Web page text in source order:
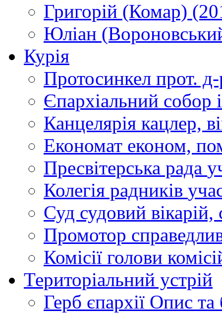
Григорій (Комар)
Юліан
Курія
Протосинкел прот.
Єпархіальний собор
Канцелярія кацлер,
Економат економ,
Пресвітерська рада
Колегія радників
Суд судовий вікарій,
Промотор
Комісії голови
Територіальний устрій
Герб єпархії Опис та